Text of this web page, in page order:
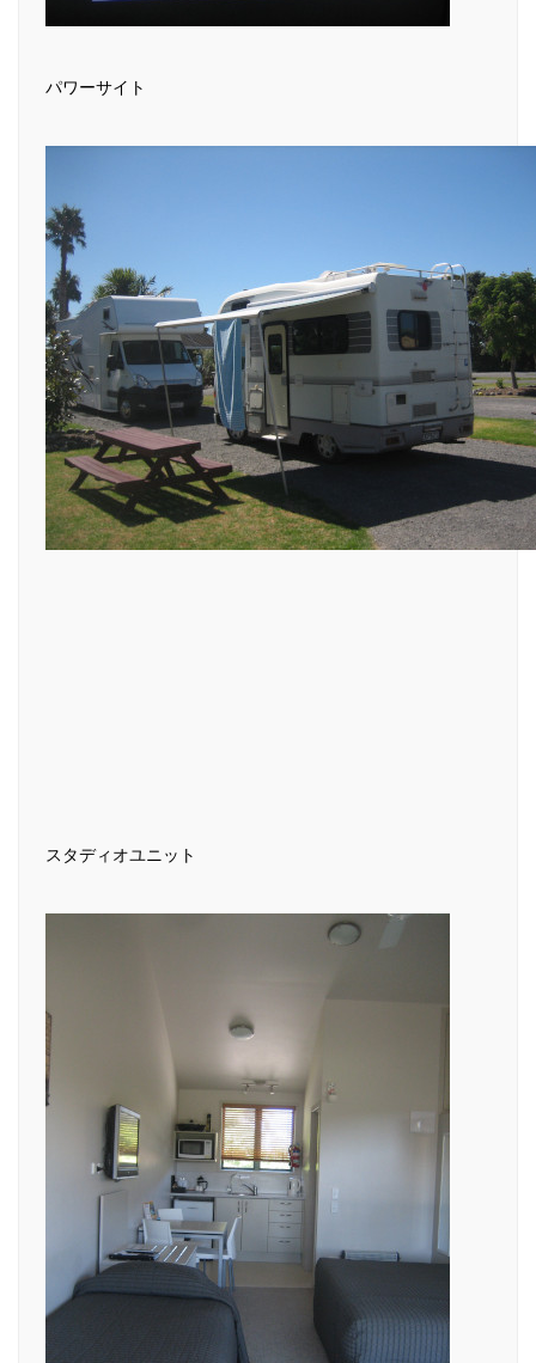
パワーサイト
スタディオユニット